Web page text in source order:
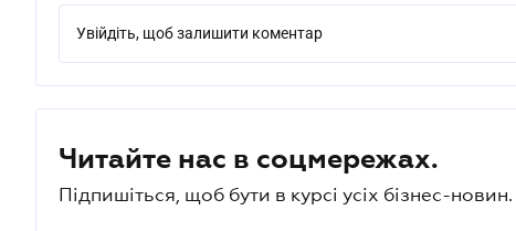
Увійдіть, щоб залишити коментар
Читайте нас в соцмережах.
Підпишіться, щоб бути в курсі усіх бізнес-новин.